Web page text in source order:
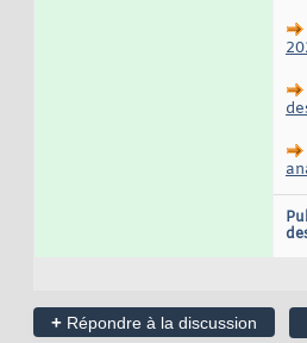
+ Répondre à la discussion